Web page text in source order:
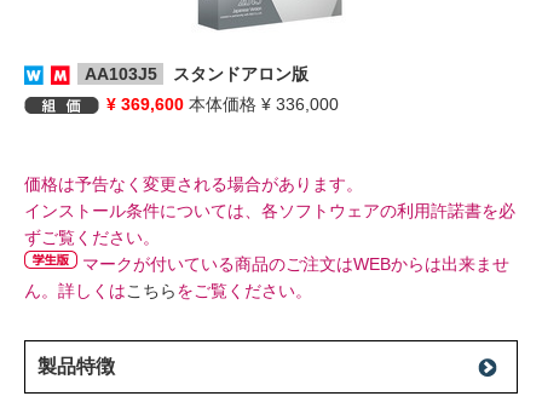
AA103J5
スタンドアロン版
¥ 369,600 本体価格 ¥ 336,000
価格は予告なく変更される場合があります。
インストール条件については、各ソフトウェアの利用許諾書を必
ずご覧ください。
マークが付いている商品のご注文はWEBからは出来ませ
ん。詳しくはこちらをご覧ください。
製品特徴